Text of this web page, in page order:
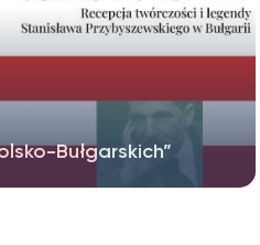
Bułgarskich”